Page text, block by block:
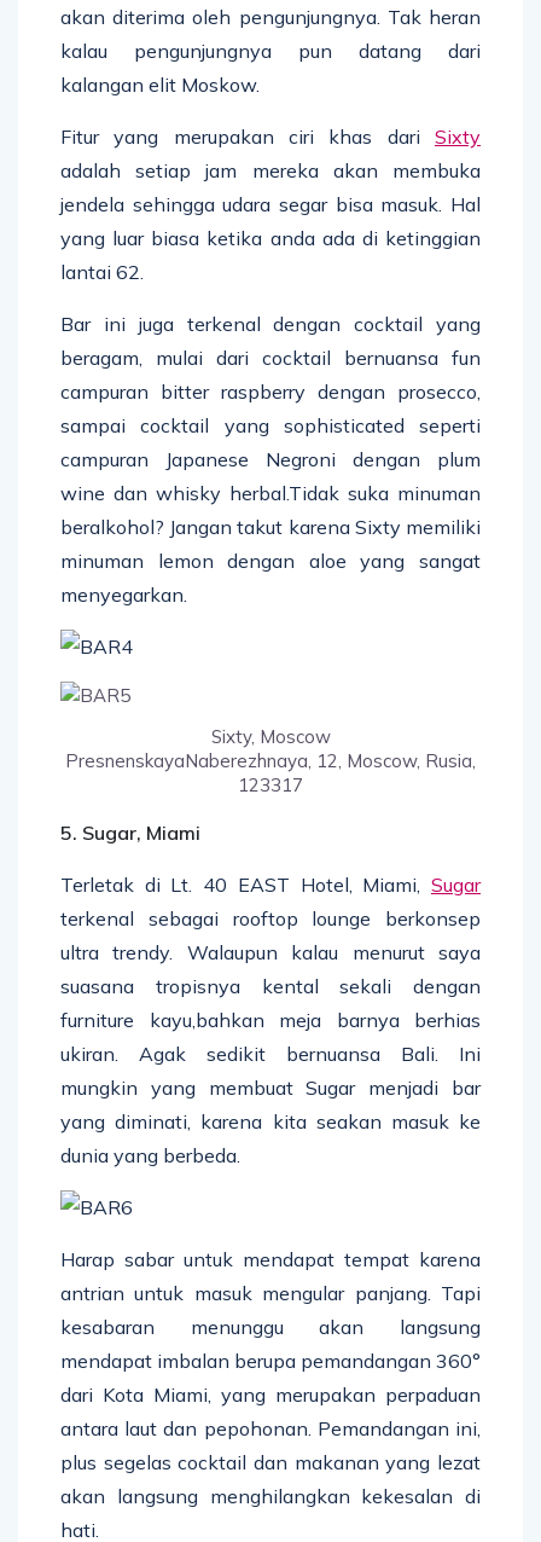
akan diterima oleh pengunjungnya. Tak heran
kalau pengunjungnya pun datang dari
kalangan elit Moskow.
Fitur yang merupakan ciri khas dari Sixty
adalah setiap jam mereka akan membuka
jendela sehingga udara segar bisa masuk. Hal
yang luar biasa ketika anda ada di ketinggian
lantai 62.
Bar ini juga terkenal dengan cocktail yang
beragam, mulai dari cocktail bernuansa fun
campuran bitter raspberry dengan prosecco,
sampai cocktail yang sophisticated seperti
campuran Japanese Negroni dengan plum
wine dan whisky herbal.Tidak suka minuman
beralkohol? Jangan takut karena Sixty memiliki
minuman lemon dengan aloe yang sangat
menyegarkan.
Sixty, Moscow
PresnenskayaNaberezhnaya, 12, Moscow, Rusia,
123317
5. Sugar, Miami
Terletak di Lt. 40 EAST Hotel, Miami, Sugar
terkenal sebagai rooftop lounge berkonsep
ultra trendy. Walaupun kalau menurut saya
suasana tropisnya kental sekali dengan
furniture kayu,bahkan meja barnya berhias
ukiran. Agak sedikit bernuansa Bali. Ini
mungkin yang membuat Sugar menjadi bar
yang diminati, karena kita seakan masuk ke
dunia yang berbeda.
Harap sabar untuk mendapat tempat karena
antrian untuk masuk mengular panjang. Tapi
kesabaran menunggu akan langsung
mendapat imbalan berupa pemandangan 360°
dari Kota Miami, yang merupakan perpaduan
antara laut dan pepohonan. Pemandangan ini,
plus segelas cocktail dan makanan yang lezat
akan langsung menghilangkan kekesalan di
hati.